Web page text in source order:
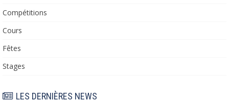
Compétitions
Cours
Fêtes
Stages
LES DERNIÈRES NEWS